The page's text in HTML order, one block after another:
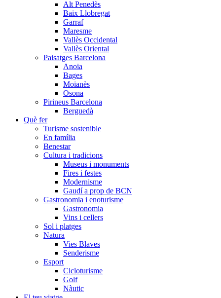
Alt Penedès
Baix Llobregat
Garraf
Maresme
Vallès Occidental
Vallès Oriental
Paisatges Barcelona
Anoia
Bages
Moianès
Osona
Pirineus Barcelona
Berguedà
Què fer
Turisme sostenible
En família
Benestar
Cultura i tradicions
Museus i monuments
Fires i festes
Modernisme
Gaudí a prop de BCN
Gastronomia i enoturisme
Gastronomia
Vins i cellers
Sol i platges
Natura
Vies Blaves
Senderisme
Esport
Cicloturisme
Golf
Nàutic